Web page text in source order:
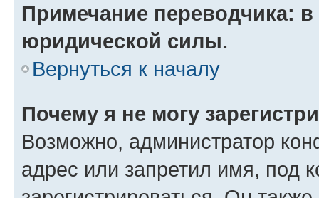
Примечание переводчика:
юридической силы.
Вернуться к началу
Почему я не могу
Возможно, администратор
адрес или запретил имя, под